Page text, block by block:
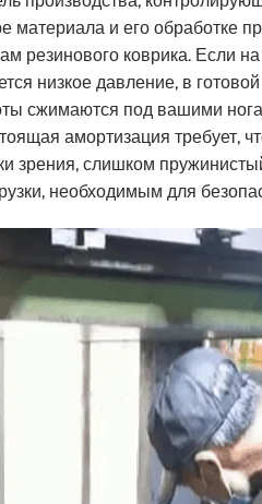
и его обработке
резинового коврика. Если
низкое давление, в
сжимаются под вашими
амортизация требует,
слишком
необходимым для